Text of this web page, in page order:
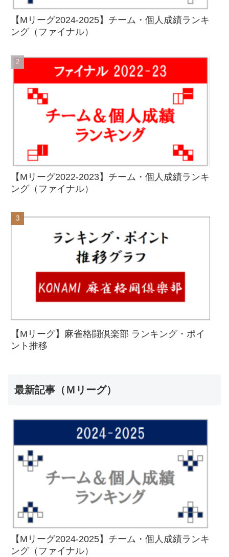
【Mリーグ2024-2025】チーム・個人成績ランキ
ング（ファイナル）
【Mリーグ2022-2023】チーム・個人成績ランキ
ング（ファイナル）
【Mリーグ】麻雀格闘倶楽部 ランキング・ポイ
ント推移
最新記事（Ｍリーグ）
【Mリーグ2024-2025】チーム・個人成績ランキ
ング（ファイナル）